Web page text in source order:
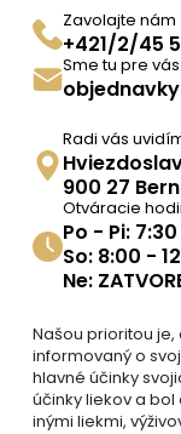
Zavolajte nám
+421/2/45
Sme tu pre
Radi vás
900 27
Otváracie
Po - Pi:
So: 8:00 -
Ne:
Našou prioritou
informovaný o
hlavné účinky
účinky liekov a
inými liekmi,